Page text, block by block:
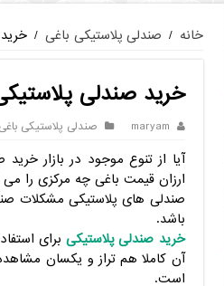
خانه / صندلی پلاستیکی باغی /
خرید صندلی
maryam صندلی پلاستیکی باغی
آیا از تنوع موجود در بازار
ارزان قیمت باغی چه مرکزی را
صندلی های پلاستیکی مشکلات
باشد.
خرید صندلی پلاستیکیبرای
آن کاملا هم تراز و یکسان
است.